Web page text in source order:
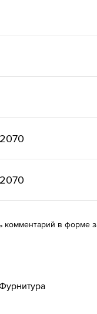
комментарий в форме